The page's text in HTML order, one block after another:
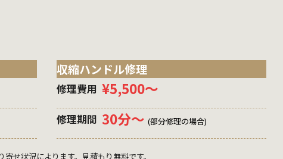
収縮ハンドル修理
修理費用 ¥5,500〜
修理期間 30分〜 (部分修理の場合)
せ状況によります。見積もり無料です。